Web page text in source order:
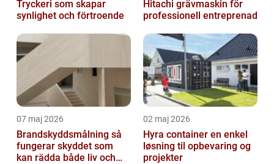
Tryckeri som skapar
synlighet och förtroende
Hitachi grävmaskin för
professionell entreprenad
07 maj 2026
Brandskyddsmålning så
fungerar skyddet som
kan rädda både liv och
02 maj 2026
Hyra container en enkel
løsning til opbevaring og
projekter